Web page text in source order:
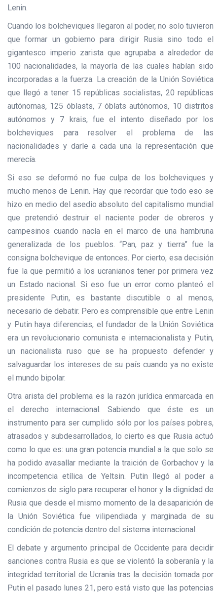
Lenin.
Cuando los bolcheviques llegaron al poder, no solo tuvieron
que formar un gobierno para dirigir Rusia sino todo el
gigantesco imperio zarista que agrupaba a alrededor de
100 nacionalidades, la mayoría de las cuales habían sido
incorporadas a la fuerza. La creación de la Unión Soviética
que llegó a tener 15 repúblicas socialistas, 20 repúblicas
autónomas, 125 óblasts, 7 óblats autónomos, 10 distritos
autónomos y 7 krais, fue el intento diseñado por los
bolcheviques para resolver el problema de las
nacionalidades y darle a cada una la representación que
merecía.
Si eso se deformó no fue culpa de los bolcheviques y
mucho menos de Lenin. Hay que recordar que todo eso se
hizo en medio del asedio absoluto del capitalismo mundial
que pretendió destruir el naciente poder de obreros y
campesinos cuando nacía en el marco de una hambruna
generalizada de los pueblos. “Pan, paz y tierra” fue la
consigna bolchevique de entonces. Por cierto, esa decisión
fue la que permitió a los ucranianos tener por primera vez
un Estado nacional. Si eso fue un error como planteó el
presidente Putin, es bastante discutible o al menos,
necesario de debatir. Pero es comprensible que entre Lenin
y Putin haya diferencias, el fundador de la Unión Soviética
era un revolucionario comunista e internacionalista y Putin,
un nacionalista ruso que se ha propuesto defender y
salvaguardar los intereses de su país cuando ya no existe
el mundo bipolar.
Otra arista del problema es la razón jurídica enmarcada en
el derecho internacional. Sabiendo que éste es un
instrumento para ser cumplido sólo por los países pobres,
atrasados y subdesarrollados, lo cierto es que Rusia actuó
como lo que es: una gran potencia mundial a la que solo se
ha podido avasallar mediante la traición de Gorbachov y la
incompetencia etílica de Yeltsin. Putin llegó al poder a
comienzos de siglo para recuperar el honor y la dignidad de
Rusia que desde el mismo momento de la desaparición de
la Unión Soviética fue vilipendiada y marginada de su
condición de potencia dentro del sistema internacional.
El debate y argumento principal de Occidente para decidir
sanciones contra Rusia es que se violentó la soberanía y la
integridad territorial de Ucrania tras la decisión tomada por
Putin el pasado lunes 21, pero está visto que las potencias